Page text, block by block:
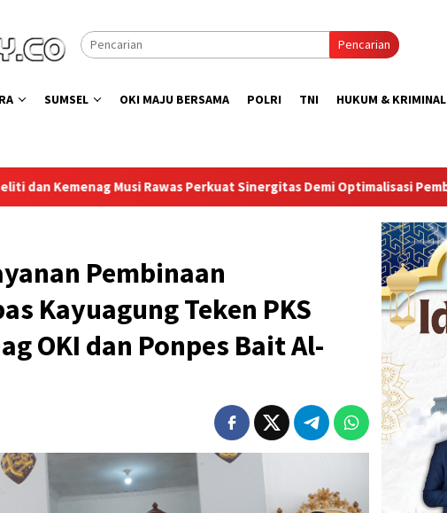
Pencarian
SUMSEL OKI MAJU BERSAMA POLRI TNI HUKUM & KRIMINAL
Sinergitas Demi Optimalisasi Pembinaan Rohani Warga Binaan
Pembinaan
Kayuagung Teken PKS
OKI dan Ponpes Bait Al-